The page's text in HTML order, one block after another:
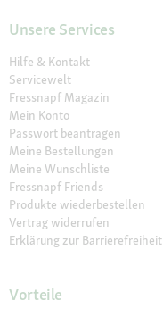
Unsere Services
Hilfe & Kontakt
Servicewelt
Fressnapf Magazin
Mein Konto
Passwort beantragen
Meine Bestellungen
Meine Wunschliste
Fressnapf Friends
Produkte wiederbestellen
Vertrag widerrufen
Erklärung zur Barrierefreiheit
Vorteile